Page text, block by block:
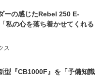
ーの感じたRebel 250 E-
私の心を落ち着かせてくれる
ス
型『CB1000F』を「予備知識